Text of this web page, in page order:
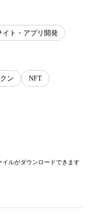
イト・アプリ開発
ン NFT
イルがダウンロードできます